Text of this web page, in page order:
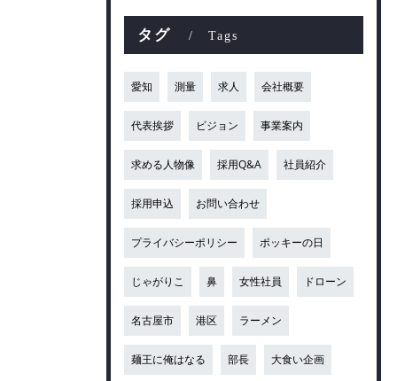
タグ Tags
愛知 測量 求人 会社概要
代表挨拶 ビジョン 事業案内
求める人物像 採用Q&A 社員紹介
採用申込 お問い合わせ
プライバシーポリシー ポッキーの日
じゃがりこ 鼻 女性社員 ドローン
名古屋市 港区 ラーメン
麺王に俺はなる 部長 大食い企画